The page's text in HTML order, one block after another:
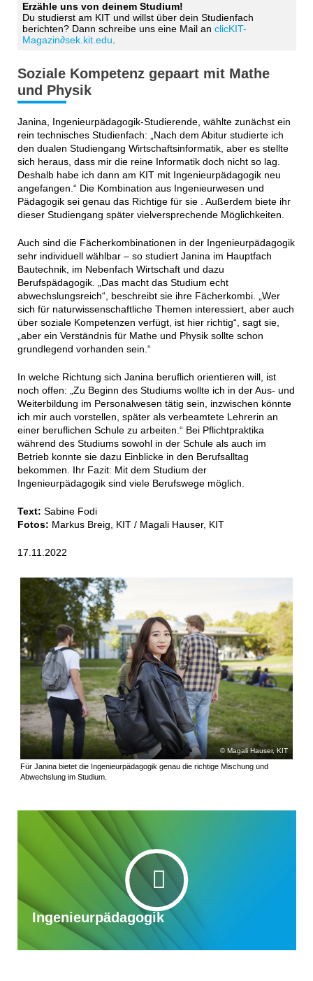
Erzähle uns von deinem Studium!
Du studierst am KIT und willst über dein Studienfach
berichten? Dann schreibe uns eine Mail an clicKIT-
Magazin∂sek.kit.edu.
Soziale Kompetenz gepaart mit Mathe
und Physik
Janina, Ingenieurpädagogik-Studierende, wählte zunächst ein
rein technisches Studienfach: „Nach dem Abitur studierte ich
den dualen Studiengang Wirtschaftsinformatik, aber es stellte
sich heraus, dass mir die reine Informatik doch nicht so lag.
Deshalb habe ich dann am KIT mit Ingenieurpädagogik neu
angefangen.“ Die Kombination aus Ingenieurwesen und
Pädagogik sei genau das Richtige für sie . Außerdem biete ihr
dieser Studiengang später vielversprechende Möglichkeiten.
Auch sind die Fächerkombinationen in der Ingenieurpädagogik
sehr individuell wählbar – so studiert Janina im Hauptfach
Bautechnik, im Nebenfach Wirtschaft und dazu
Berufspädagogik. „Das macht das Studium echt
abwechslungsreich“, beschreibt sie ihre Fächerkombi. „Wer
sich für naturwissenschaftliche Themen interessiert, aber auch
über soziale Kompetenzen verfügt, ist hier richtig“, sagt sie,
„aber ein Verständnis für Mathe und Physik sollte schon
grundlegend vorhanden sein.“
In welche Richtung sich Janina beruflich orientieren will, ist
noch offen: „Zu Beginn des Studiums wollte ich in der Aus- und
Weiterbildung im Personalwesen tätig sein, inzwischen könnte
ich mir auch vorstellen, später als verbeamtete Lehrerin an
einer beruflichen Schule zu arbeiten.“ Bei Pflichtpraktika
während des Studiums sowohl in der Schule als auch im
Betrieb konnte sie dazu Einblicke in den Berufsalltag
bekommen. Ihr Fazit: Mit dem Studium der
Ingenieurpädagogik sind viele Berufswege möglich.
Text: Sabine Fodi
Fotos: Markus Breig, KIT / Magali Hauser, KIT
17.11.2022
Magali Hauser, KIT
Für Janina bietet die Ingenieurpädagogik genau die richtige Mischung und
Abwechslung im Studium.
Ingenieurpädagogik